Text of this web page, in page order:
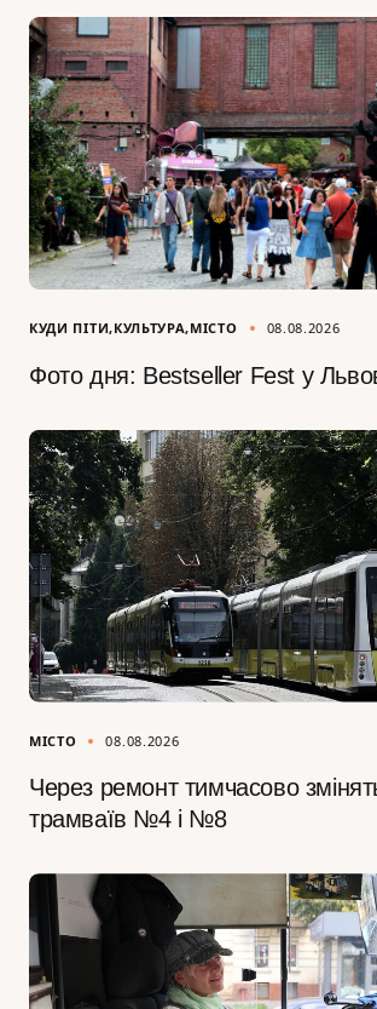
КУДИ ПІТИ КУЛЬТУРА МІСТО 08.08.2026
Фото дня: Bestseller Fest у
МІСТО 08.08.2026
Через ремонт тимчасово
трамваїв №4 і №8